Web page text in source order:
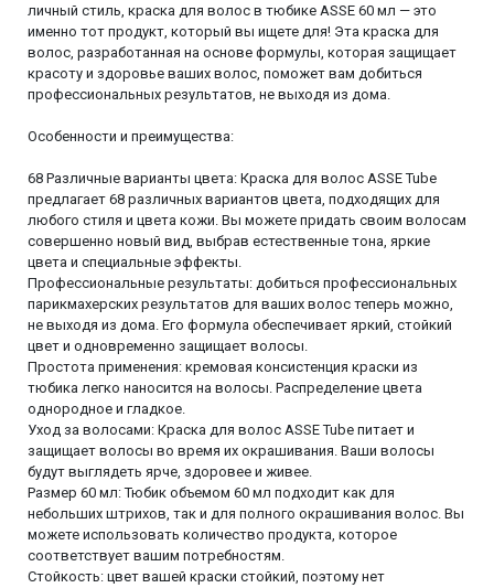
личный стиль, краска для волос в тюбике ASSE 60 мл — это
именно тот продукт, который вы ищете для! Эта краска для
волос, разработанная на основе формулы, которая защищает
красоту и здоровье ваших волос, поможет вам добиться
профессиональных результатов, не выходя из дома.
Особенности и преимущества:
68 Различные варианты цвета: Краска для волос ASSE Tube
предлагает 68 различных вариантов цвета, подходящих для
любого стиля и цвета кожи. Вы можете придать своим волосам
совершенно новый вид, выбрав естественные тона, яркие
цвета и специальные эффекты.
Профессиональные результаты: добиться профессиональных
парикмахерских результатов для ваших волос теперь можно,
не выходя из дома. Его формула обеспечивает яркий, стойкий
цвет и одновременно защищает волосы.
Простота применения: кремовая консистенция краски из
тюбика легко наносится на волосы. Распределение цвета
однородное и гладкое.
Уход за волосами: Краска для волос ASSE Tube питает и
защищает волосы во время их окрашивания. Ваши волосы
будут выглядеть ярче, здоровее и живее.
Размер 60 мл: Тюбик объемом 60 мл подходит как для
небольших штрихов, так и для полного окрашивания волос. Вы
можете использовать количество продукта, которое
соответствует вашим потребностям.
Стойкость: цвет вашей краски стойкий, поэтому нет